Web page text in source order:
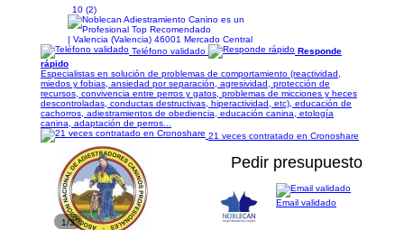
10 (2)
| Valencia (Valencia) 46001 Mercado Central
Teléfono validado
Responde
rápido
Especialistas en solución de problemas de comportamiento (reactividad,
miedos y fobias, ansiedad por separación, agresividad, protección de
recursos, convivencia entre perros y gatos, problemas de micciones y heces
descontroladas, conductas destructivas, hiperactividad, etc), educación de
cachorros, adiestramientos de obediencia, educación canina, etología
canina, adaptación de perros...
21 veces contratado en Cronoshare
1/3
Pedir presupuesto
Email validado